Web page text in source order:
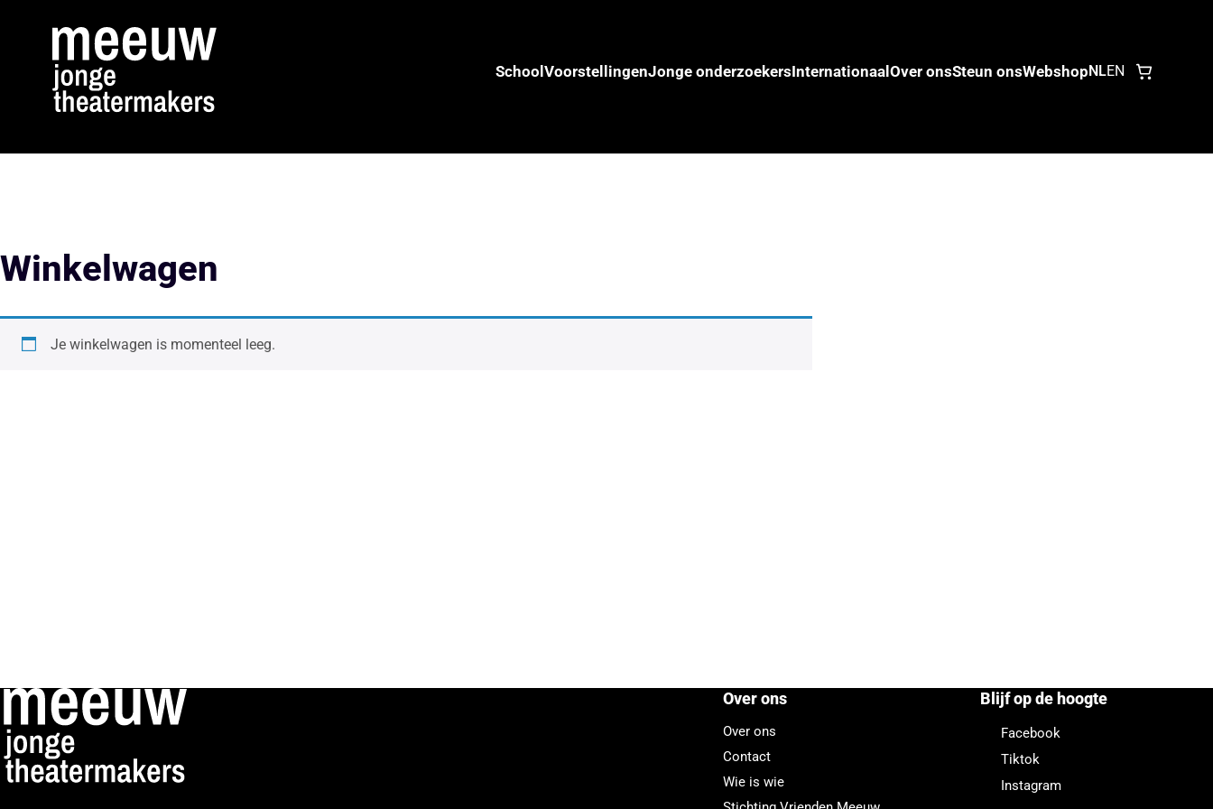
SchoolVoorstellingenJonge onderzoekersInternationaalOver onsSteun onsWebshopNLEN
Winkelwagen
Je winkelwagen is momenteel leeg.
Over ons
Over ons
Contact
Wie is wie
Blijf op de hoogte
Facebook
Tiktok
Instagram